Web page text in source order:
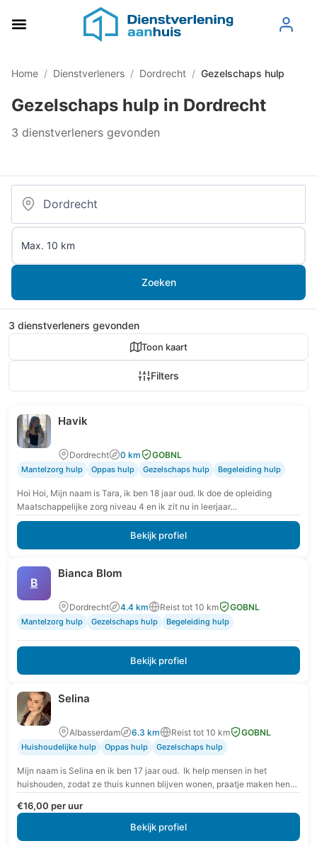
Home / Dienstverleners / Dordrecht / Gezelschaps hulp
Gezelschaps hulp in Dordrecht
3 dienstverleners gevonden
Zoeken
3 dienstverleners gevonden
Toon kaart
Filters
Havik
Dordrecht 0 km GOBNL
Mantelzorg hulp Oppas hulp Gezelschaps hulp Begeleiding hulp
Hoi Hoi, Mijn naam is Tara, ik ben 18 jaar oud. Ik doe de opleiding
Maatschappelijke zorg niveau 4 en ik zit nu in leerjaar…
Bekijk profiel
B
Bianca Blom
Dordrecht 4.4 km Reist tot 10 km GOBNL
Mantelzorg hulp Gezelschaps hulp Begeleiding hulp
Bekijk profiel
Selina
Albasserdam 6.3 km Reist tot 10 km GOBNL
Huishoudelijke hulp Oppas hulp Gezelschaps hulp
Mijn naam is Selina en ik ben 17 jaar oud. Ik help mensen in het
huishouden, zodat ze thuis kunnen blijven wonen, praatje maken hen…
€16,00 per uur
Bekijk profiel